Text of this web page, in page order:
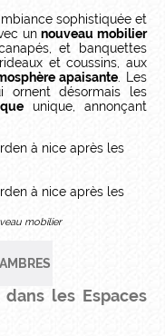
sophistiquée et
unnouveau mobilier
et banquettes
et coussins, aux
apaisante . Les
ornent désormais les
unique, annonçant
mobilier
les Espaces